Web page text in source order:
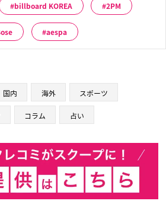
billboard KOREA 2PM
aespa
国内 海外 スポーツ
コラム 占い